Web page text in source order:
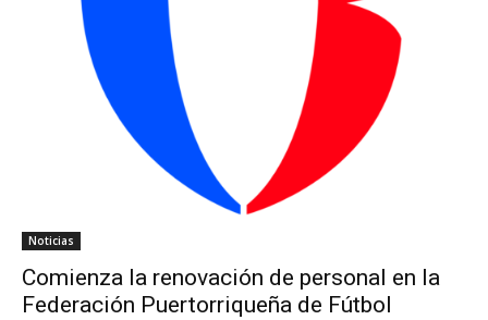
Noticias
Comienza la renovación de personal en la
Federación Puertorriqueña de Fútbol